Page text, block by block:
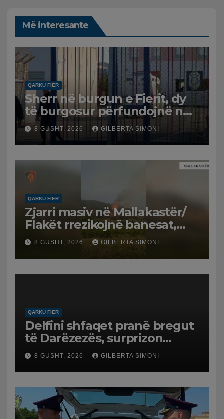
Më interesante
QARKU FIER
Sherr në burgun e Fierit, dy
të burgosur përfundojnë në
spital
8 GUSHT, 2026 GILBERTA SIMONI
QARKU FIER
Zjarri masiv në Mallakastër/
Flakët rrezikojnë banesat,
Policia evakuon disa familje
në Koilac
8 GUSHT, 2026 GILBERTA SIMONI
QARKU FIER
Delfini shfaqet pranë bregut
të Darëzezës, surprizon
pushuesit dhe banorët
8 GUSHT, 2026 GILBERTA SIMONI